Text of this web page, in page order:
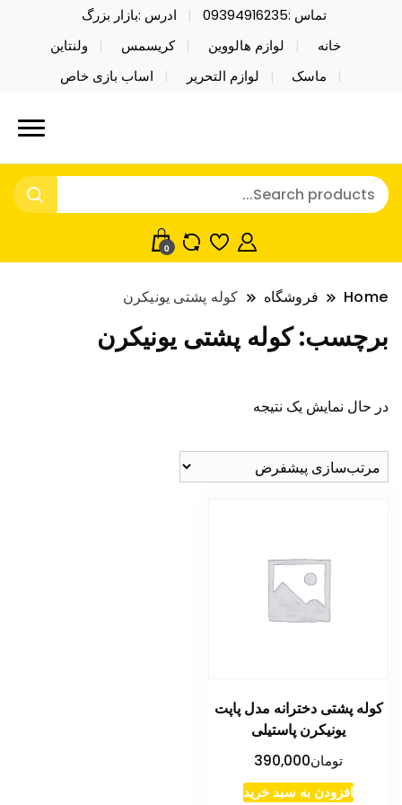
تماس :09394916235
ادرس :بازار بزرگ
خانه
لوازم هالووین کریسمس
ولنتاین
ماسک
لوازم التحریر اساب بازی خاص
نایکر توی فروش عمده لوازم هالووین
ولن تاین کادویی کریسمس اکسسوری
خرید محصولات خاص فیجت اسباب بازی تراول ماگ نایکر
توی فروش عمده لوازم هالووین ولن تاین کادویی
کریسمس اکسسوری ماسک در واردات مستقیم
0
Home فروشگاه کوله پشتی یونیکرن
برچسب:کوله پشتی یونیکرن
در حال نمایش یک نتیجه
کوله پشتی دخترانه مدل پاپت
یونیکرن پاستیلی
تومان390,000
افزودن به سبد خرید